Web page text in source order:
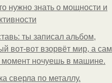
нужно знать о мощности и
ты записал альбом,
вот-вот взорвёт мир, а сам
момент ночуешь в машине.
сверла по металлу.